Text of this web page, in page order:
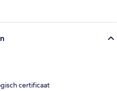
certificaat